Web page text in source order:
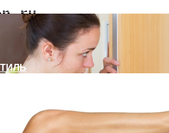
И ПОЗНАВАТЕЛЬНОЕ